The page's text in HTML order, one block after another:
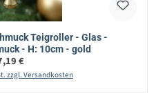
Teigroller - Glas -
- H: 10cm - gold
Preis:
€
zzgl. Versandkosten